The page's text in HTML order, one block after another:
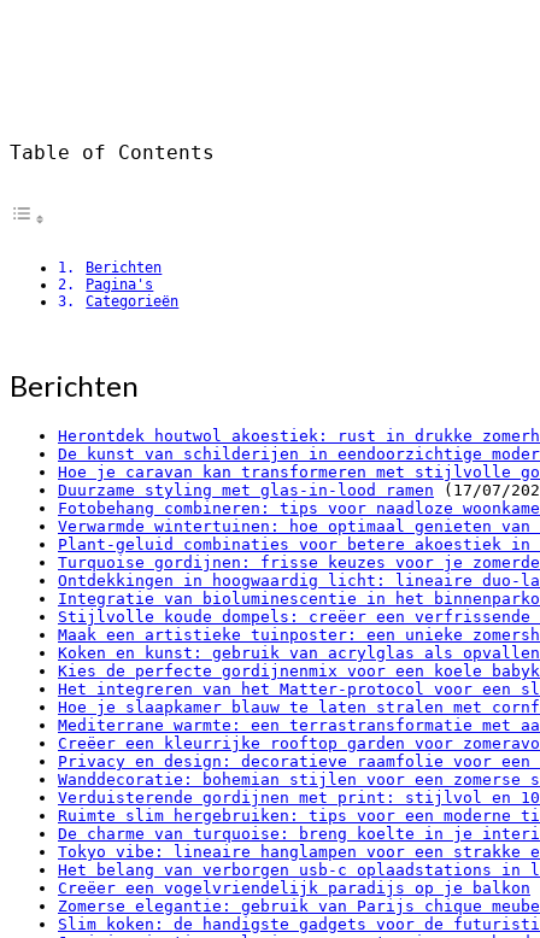
Table of Contents
Berichten
Pagina's
Categorieën
Berichten
Herontdek houtwol akoestiek: rust in drukke
De kunst van schilderijen in eendoorzichtige
Hoe je caravan kan transformeren met stijlvolle
Duurzame styling met glas-in-lood ramen
(17/07/
Fotobehang combineren: tips voor naadloze
Verwarmde wintertuinen: hoe optimaal genieten van
Plant-geluid combinaties voor betere akoestiek in
Turquoise gordijnen: frisse keuzes voor je
Ontdekkingen in hoogwaardig licht: lineaire duo-
Integratie van bioluminescentie in het
Stijlvolle koude dompels: creëer een
Maak een artistieke tuinposter: een unieke
Koken en kunst: gebruik van acrylglas als
Kies de perfecte gordijnenmix voor een koele
Het integreren van het Matter-protocol voor een
Hoe je slaapkamer blauw te laten stralen met
Mediterrane warmte: een terrastransformatie met
Creëer een kleurrijke rooftop garden voor
Privacy en design: decoratieve raamfolie voor
Wanddecoratie: bohemian stijlen voor een zomerse
Verduisterende gordijnen met print: stijlvol en
Ruimte slim hergebruiken: tips voor een moderne
De charme van turquoise: breng koelte in je
Tokyo vibe: lineaire hanglampen voor een strakke
Het belang van verborgen usb-c oplaadstations in
Creëer een vogelvriendelijk paradijs op je balkon
Zomerse elegantie: gebruik van Parijs chique
Slim koken: de handigste gadgets voor de